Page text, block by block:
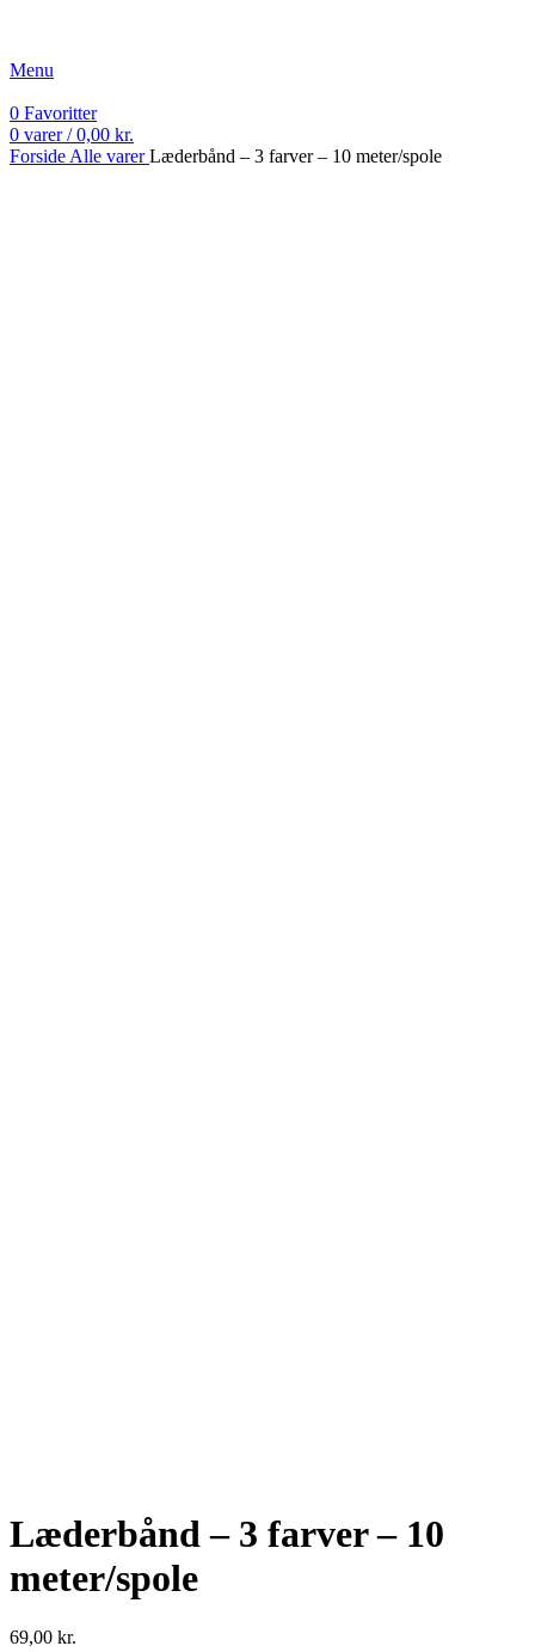
Menu
0 Favoritter
0 varer / 0,00 kr.
Forside Alle varerLæderbånd – 3 farver – 10 meter/spole
Læderbånd – 3 farver – 10
meter/spole
69,00 kr.